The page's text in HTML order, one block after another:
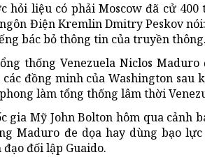
hỏi liệu có phải Moscow đã cử
Điện Kremlin Dmitry Peskov
bác bỏ thông tin của truyền
thống Venezuela Niclos
đồng minh của Washington sau
làm tổng thống lâm thời
gia Mỹ John Bolton hôm qua cảnh
Maduro đe dọa hay dùng bạo
đối lập Guaido.